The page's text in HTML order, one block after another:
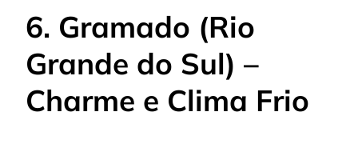
6. Gramado (Rio
Grande do Sul) –
Charme e Clima Frio